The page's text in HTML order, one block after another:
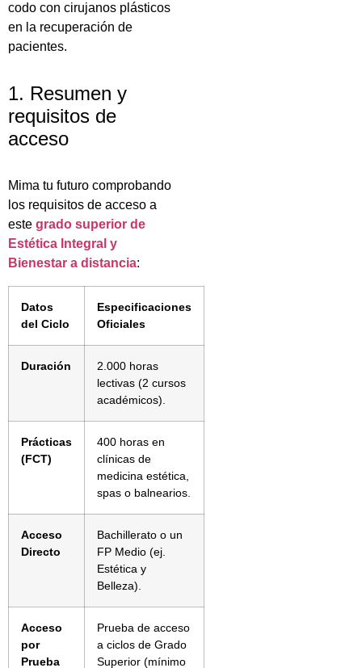
codo con cirujanos plásticos
en la recuperación de
pacientes.
1. Resumen y
requisitos de
acceso
Mima tu futuro comprobando
los requisitos de acceso a
este grado superior de
Estética Integral y
Bienestar a distancia:
Datos
del Ciclo
Especificaciones
Oficiales
Duración
2.000 horas
lectivas (2 cursos
académicos).
Prácticas
(FCT)
400 horas en
clínicas de
medicina estética,
spas o balnearios.
Acceso
Directo
Bachillerato o un
FP Medio (ej.
Estética y
Belleza).
Acceso
por
Prueba
Prueba de acceso
a ciclos de Grado
Superior (mínimo